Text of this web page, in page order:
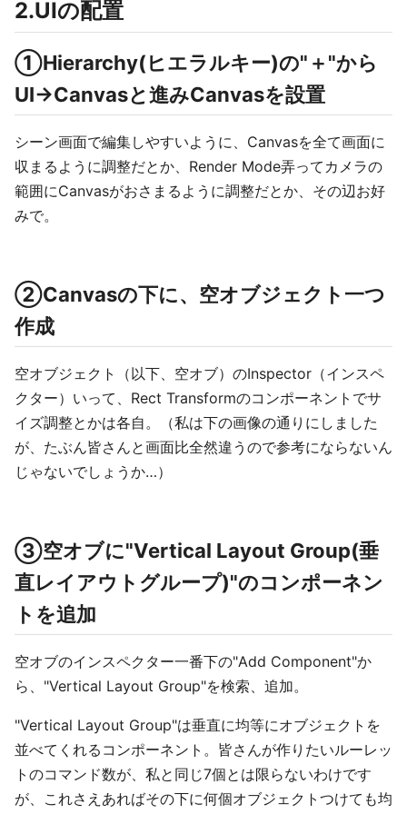
2.UIの配置
①Hierarchy(ヒエラルキー)の"＋"から
UI→Canvasと進みCanvasを設置
シーン画面で編集しやすいように、Canvasを全て画面に
収まるように調整だとか、Render Mode弄ってカメラの
範囲にCanvasがおさまるように調整だとか、その辺お好
みで。
②Canvasの下に、空オブジェクト一つ
作成
空オブジェクト（以下、空オブ）のInspector（インスペ
クター）いって、Rect Transformのコンポーネントでサ
イズ調整とかは各自。（私は下の画像の通りにしました
が、たぶん皆さんと画面比全然違うので参考にならないん
じゃないでしょうか…）
③空オブに"Vertical Layout Group(垂
直レイアウトグループ)"のコンポーネン
トを追加
空オブのインスペクター一番下の"Add Component"か
ら、"Vertical Layout Group"を検索、追加。
"Vertical Layout Group"は垂直に均等にオブジェクトを
並べてくれるコンポーネント。皆さんが作りたいルーレッ
トのコマンド数が、私と同じ7個とは限らないわけです
が、これさえあればその下に何個オブジェクトつけても均